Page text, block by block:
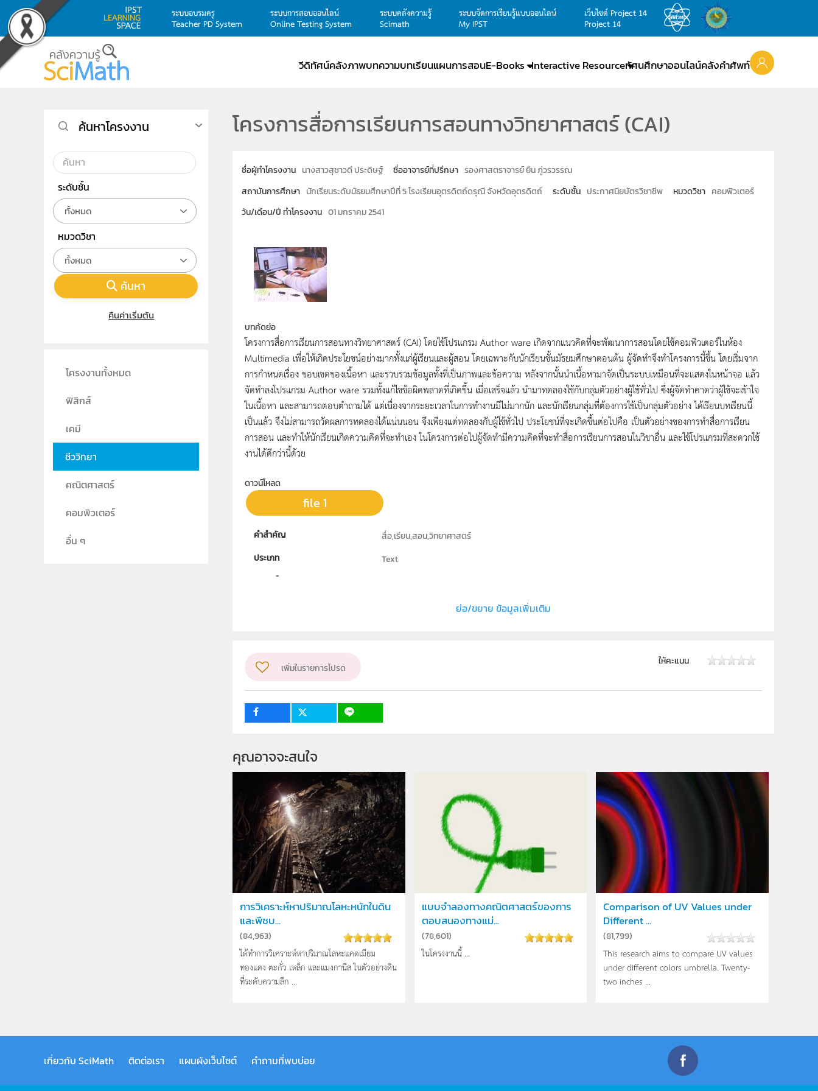
Skip to main content
ระบบอบรมครู
Teacher PD System
ระบบการสอบออนไลน์
Online Testing System
ระบบคลังความรู้
Scimath
ระบบจัดการเรียนรู้แบบออนไลน์
My IPST
เว็บไซต์ Project 14
Project 14
วีดิทัศน์คลังภาพบทความบทเรียนแผนการสอนE-Books Interactive Resourceทัศนศึกษาออนไลน์คลังคำศัพท์
โครงการสื่อการเรียนการสอนทางวิทยาศาสตร์ (CAI)
ชื่อผู้ทำโครงงาน นางสาวสุชาวดี ประดิษฐ์ ชื่ออาจารย์ที่ปรึกษา รองศาสตราจารย์ ยืน ภู่วรวรรณ
สถาบันการศึกษา นักเรียนระดับมัธยมศึกษาปีที่ 5 โรงเรียนอุตรดิตถ์ดรุณี จังหวัดอุตรดิตถ์ ระดับชั้น ประกาศนียบัตรวิชาชีพ หมวดวิชา คอมพิวเตอร์
วัน/เดือน/ปี ทำโครงงาน 01 มกราคม 2541
บทคัดย่อ
โครงการสื่อการเรียนการสอนทางวิทยาศาสตร์ (CAI) โดยใช้โปรแกรม Author ware เกิดจากแนวคิดที่จะพัฒนาการสอนโดยใช้คอมพิวเตอร์ในห้อง
Multimedia เพื่อให้เกิดประโยชน์อย่างมากทั้งแก่ผู้เรียนและผู้สอน โดยเฉพาะกับนักเรียนชั้นมัธยมศึกษาตอนต้น ผู้จัดทำจึงทำโครงการนี้ขึ้น โดยเริ่มจาก
การกำหนดเรื่อง ขอบเขตของเนื้อหา และรวบรวมข้อมูลทั้งที่เป็นภาพและข้อความ หลังจากนั้นนำเนื้อหามาจัดเป็นระบบเหมือนที่จะแสดงในหน้าจอ แล้ว
จัดทำลงโปรแกรม Author ware รวมทั้งแก้ไขข้อผิดพลาดที่เกิดขึ้น เมื่อเสร็จแล้ว นำมาทดลองใช้กับกลุ่มตัวอย่างผู้ใช้ทั่วไป ซึ่งผู้จัดทำคาดว่าผู้ใช้จะเข้าใจ
ในเนื้อหา และสามารถตอบตำถามได้ แต่เนื่องจากระยะเวลาในการทำงานมีไม่มากนัก และนักเรียนกลุ่มที่ต้องการใช้เป็นกลุ่มตัวอย่าง ได้เรียนบทเรียนนี้
เป็นแล้ว จึงไม่สามารถวัดผลการทดลองได้แน่นนอน จึงเพียงแต่ทดลองกับผู้ใช้ทั่วไป ประโยชน์ที่จะเกิดขึ้นต่อไปคือ เป็นตัวอย่างของการทำสื่อการเรียน
การสอน และทำให้นักเรียนเกิดความคิดที่จะทำเอง ในโครงการต่อไปผู้จัดทำมีความคิดที่จะทำสื่อการเรียนการสอนในวิชาอื่น และใช้โปรแกรมที่สะดวกใช้
งานได้ดีกว่านี้ด้วย
ดาวน์โหลด
file 1
คำสำคัญ
สื่อ,เรียน,สอน,วิทยาศาสตร์
ประเภท
Text
นางสาวสุชาวดี ประดิษฐ์ย่อ/ขยาย ข้อมูลเพิ่มเติม
เพิ่มในรายการโปรด
ให้คะแนน
คุณอาจจะสนใจ
การวิเคราะห์หาปริมาณโลหะหนักในดิน
และพืชบ...
(84,963)
ได้ทำการวิเคราะห์หาปริมาณโลหะแคดเมียม
ทองแดง ตะกั่ว เหล็ก และแมงกานีส ในตัวอย่างดิน
ที่ระดับความลึก ...
แบบจำลองทางคณิตศาสตร์ของการ
ตอบสนองทางแม่...
(78,601)
ในโครงงานนี้ ...
Comparison of UV Values under
Different ...
(81,799)
This research aims to compare UV values
under different colors umbrella. Twenty-
two inches ...
ค้นหาโครงงาน
ระดับชั้น
ทั้งหมด
หมวดวิชา
ทั้งหมด
ค้นหา
คืนค่าเริ่มต้น
โครงงานทั้งหมด
ฟิสิกส์
เคมี
ชีววิทยา
คณิตศาสตร์
คอมพิวเตอร์
อื่น ๆ
เกี่ยวกับ SciMath ติดต่อเรา แผนผังเว็บไซต์ คำถามที่พบบ่อย